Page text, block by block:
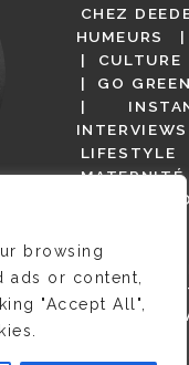
browsing
ads or content,
"Accept All",
A
CHEZ
HUMEURS
CULTURE
GO GREEN
LIFESTYLE
MATERNITÉ
(BUT
MAGOT !
PARIS
PRESSE
SALONS
VIDÉOS